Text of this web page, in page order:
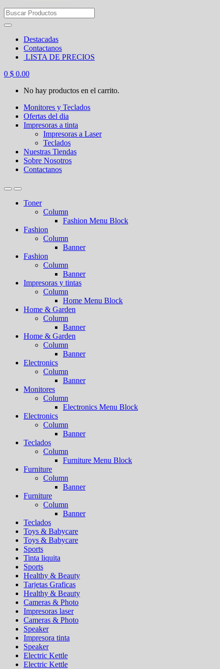
Search
for:
Destacadas
Contactanos
LISTA DE PRECIOS
0 $ 0.00
No hay productos en el carrito.
Monitores y Teclados
Ofertas del dia
Impresoras a tinta
Impresoras a Laser
Teclados
Nuestras Tiendas
Sobre Nosotros
Contactanos
Toner
Column
Fashion Menu Block
Fashion
Column
Banner
Fashion
Column
Banner
Impresoras y tintas
Column
Home Menu Block
Home & Garden
Column
Banner
Home & Garden
Column
Banner
Electronics
Column
Banner
Monitores
Column
Electronics Menu Block
Electronics
Column
Banner
Teclados
Column
Furniture Menu Block
Furniture
Column
Banner
Furniture
Column
Banner
Teclados
Toys & Babycare
Toys & Babycare
Sports
Tinta liquita
Sports
Healthy & Beauty
Tarjetas Graficas
Healthy & Beauty
Cameras & Photo
Impresoras laser
Cameras & Photo
Speaker
Impresora tinta
Speaker
Electric Kettle
Electric Kettle